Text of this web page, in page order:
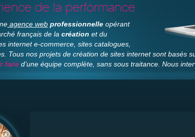
de la performance
agence web professionnelle opérant
français de la création et du
internet e-commerce, sites catalogues,
Tous nos projets de création de sites internet sont basés
faire d’une équipe complète, sans sous traitance. Nous